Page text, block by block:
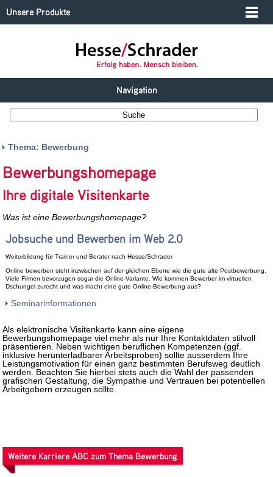
Unsere Produkte
Navigation
Thema: Bewerbung
Bewerbungshomepage
Ihre digitale Visitenkarte
Was ist eine Bewerbungshomepage?
Jobsuche und Bewerben im Web 2.0
Weiterbildung für Trainer und Berater nach Hesse/Schrader
Online bewerben steht inzwischen auf der gleichen Ebene wie die gute alte Postbewerbung.
Viele Firmen bevorzugen sogar die Online-Variante. Wie kommen Bewerber im virtuellen
Dschungel zurecht und was macht eine gute Online-Bewerbung aus?
Seminarinformationen
Als elektronische Visitenkarte kann eine eigene
Bewerbungshomepage viel mehr als nur Ihre Kontaktdaten stilvoll
präsentieren. Neben wichtigen beruflichen Kompetenzen (ggf.
inklusive herunterladbarer Arbeitsproben) sollte ausserdem Ihre
Leistungsmotivation für einen ganz bestimmten Berufsweg deutlich
werden. Beachten Sie hierbei stets auch die Wahl der passenden
grafischen Gestaltung, die Sympathie und Vertrauen bei potentiellen
Arbeitgebern erzeugen sollte.
Weitere Karriere ABC zum Thema Bewerbung